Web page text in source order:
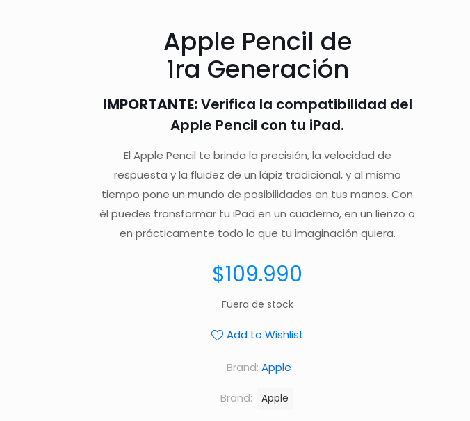
Apple Pencil de
1ra Generación
IMPORTANTE:Verifica la compatibilidad del
Apple Pencil con tu iPad.
El Apple Pencil te brinda la precisión, la velocidad de
respuesta y la fluidez de un lápiz tradicional, y al mismo
tiempo pone un mundo de posibilidades en tus manos. Con
él puedes transformar tu iPad en un cuaderno, en un lienzo o
en prácticamente todo lo que tu imaginación quiera.
$109.990
Fuera de stock
Add to Wishlist
Brand: Apple
Brand: Apple